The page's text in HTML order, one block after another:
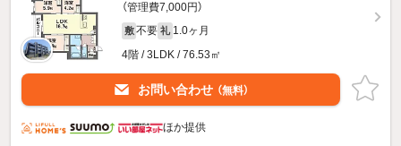
（管理費7,000円）
敷 不要 礼 1.0ヶ月
4階 / 3LDK / 76.53㎡
お問い合わせ （無料）
ほか提供